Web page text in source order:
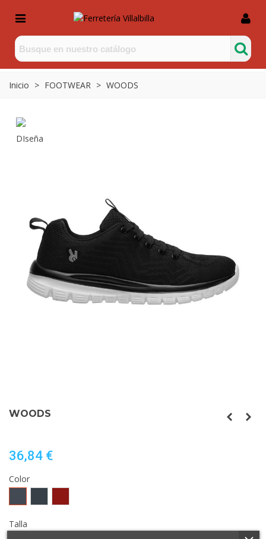
Inicio > FOOTWEAR > WOODS
WOODS
36,84 €
Color
Talla